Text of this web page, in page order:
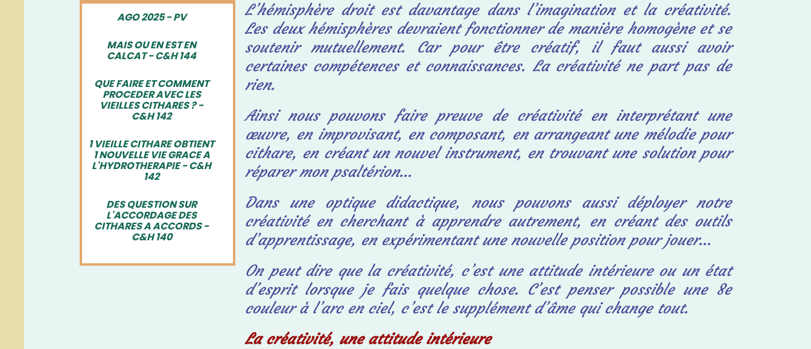
L’hémisphère droit est davantage dans l’imagination et la créativité.
Les deux hémisphères devraient fonctionner de manière homogène et se
soutenir mutuellement. Car pour être créatif, il faut aussi avoir
certaines compétences et connaissances. La créativité ne part pas de
rien.
Ainsi nous pouvons faire preuve de créativité en interprétant une
œuvre, en improvisant, en composant, en arrangeant une mélodie pour
cithare, en créant un nouvel instrument, en trouvant une solution pour
réparermon psaltérion...
Dans une optique didactique, nous pouvons aussi déployer notre
créativité en cherchant à apprendre autrement, en créant des outils
d’apprentissage, en expérimentant une nouvelle position pour jouer...
On peut dire que la créativité, c’est une attitude intérieure ou un état
d’esprit lorsque je fais quelque chose. C’est penser possible une 8e
couleur à l’arc en ciel, c’est le supplément d’âme qui change tout.
La créativité, une attitude intérieure
AGO 2025 - PV
MAIS OU EN EST EN
CALCAT - C&H 144
QUE FAIRE ET COMMENT
PROCEDER AVEC LES
VIEILLES CITHARES ? -
C&H 142
1 VIEILLE CITHARE OBTIENT
1 NOUVELLE VIE GRACE A
L'HYDROTHERAPIE - C&H
142
DES QUESTION SUR
L'ACCORDAGE DES
CITHARES A ACCORDS -
C&H 140